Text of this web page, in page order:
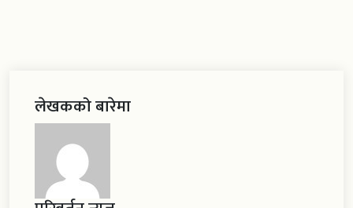
लेखकको बारेमा